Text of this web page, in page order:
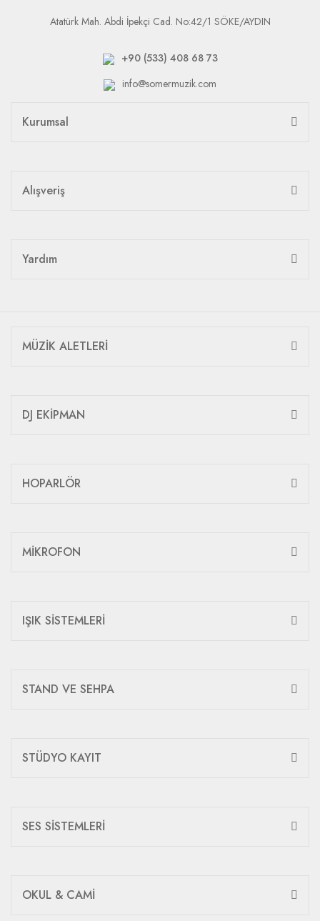
Atatürk Mah. Abdi İpekçi Cad. No:42/1 SÖKE/AYDIN
+90 (533) 408 68 73
info@somermuzik.com
Kurumsal
Alışveriş
Yardım
MÜZİK ALETLERİ
DJ EKİPMAN
HOPARLÖR
MİKROFON
IŞIK SİSTEMLERİ
STAND VE SEHPA
STÜDYO KAYIT
SES SİSTEMLERİ
OKUL & CAMİ